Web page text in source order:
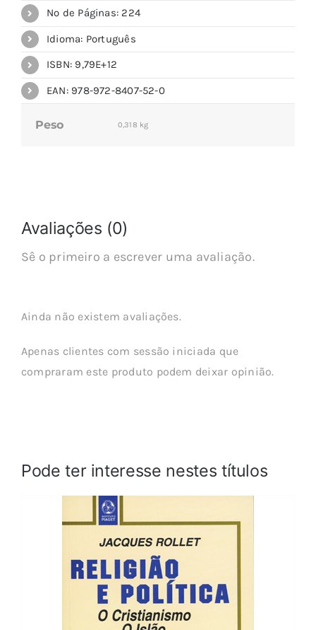
Nº de Páginas: 224
Idioma: Português
ISBN: 9,79E+12
EAN: 978-972-8407-52-0
Peso 0,318 kg
Avaliações (0)
Sê o primeiro a escrever uma avaliação.
Ainda não existem avaliações.
Apenas clientes com sessão iniciada que
compraram este produto podem deixar opinião.
Pode ter interesse nestes títulos